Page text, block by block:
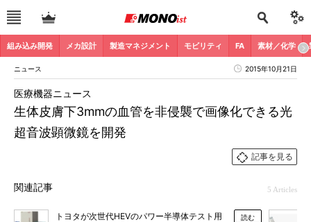
組み込み開発 メカ設計 製造マネジメント モビリティ FA 素材／化学
ニュース 2015年10月21日
生体皮膚下3mmの血管を非侵襲で画像化できる光
超音波顕微鏡を開発
医療機器ニュース
記事を見る
関連記事 5 Articles
トヨタが次世代HEVのパワー半導体テスト用
読む